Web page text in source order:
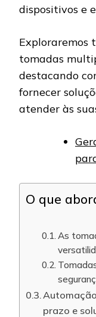
dispositivos e
Exploraremos
tomadas
destacando
fornecer
atender às
O que
As
prazo e